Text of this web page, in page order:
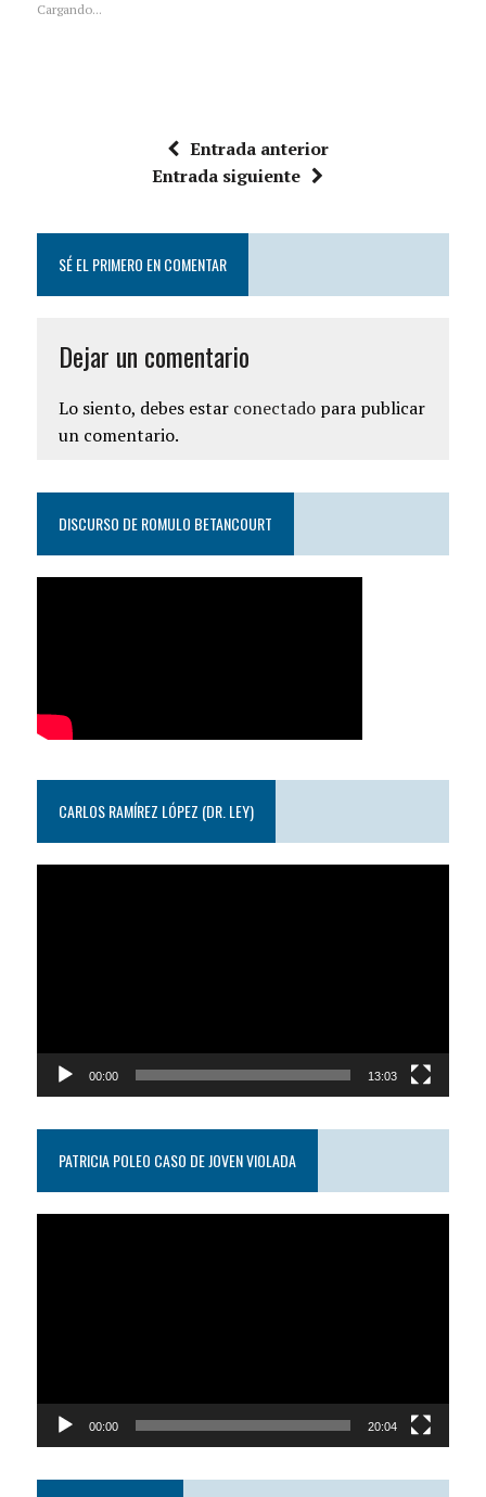
Cargando...
Entrada anterior
Entrada siguiente
SÉ EL PRIMERO EN COMENTAR
Dejar un comentario
Lo siento, debes estar conectadopara publicar
un comentario.
DISCURSO DE ROMULO BETANCOURT
CARLOS RAMÍREZ LÓPEZ (DR. LEY)
00:00 13:03
PATRICIA POLEO CASO DE JOVEN VIOLADA
00:00 20:04